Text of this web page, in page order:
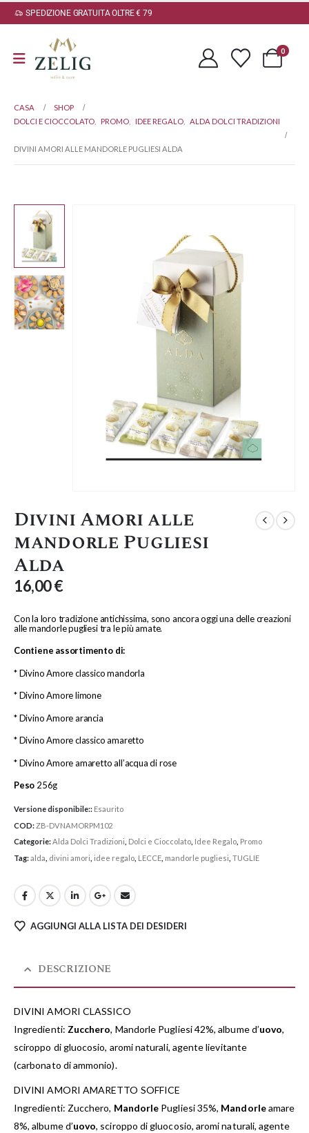
SPEDIZIONE GRATUITA OLTRE € 79
0
CASA
SHOP
DOLCI E CIOCCOLATO
PROMO IDEE REGALO ALDA DOLCI TRADIZIONI
DIVINI AMORI ALLE MANDORLE PUGLIESI ALDA
Divini Amori alle
mandorle Pugliesi
Alda
16,00€
Con la loro tradizione antichissima, sono ancora oggi una delle creazioni
alle mandorle pugliesi tra le più amate.
Contiene assortimento di:
* Divino Amore classico mandorla
* Divino Amore limone
* Divino Amore arancia
* Divino Amore classico amaretto
* Divino Amore amaretto all’acqua di rose
Peso 256g
Versione disponibile:: Esaurito
COD:ZB-DVNAMORPM102
Categorie:Alda Dolci Tradizioni Dolci e Cioccolato Idee Regalo Promo
Tag:alda divini amori idee regalo LECCE mandorle pugliesi TUGLIE
AGGIUNGI ALLA LISTA DEI DESIDERI
DESCRIZIONE
DIVINI AMORI CLASSICO
Ingredienti: Zucchero, Mandorle Pugliesi 42%, albume d’uovo,
sciroppo di gluocosio, aromi naturali, agente lievitante
(carbonato di ammonio).
DIVINI AMORI AMARETTO SOFFICE
Ingredienti: Zucchero, Mandorle Pugliesi 35%, Mandorleamare
8%, albume d’uovo, sciroppo di gluocosio, aromi naturali, agente